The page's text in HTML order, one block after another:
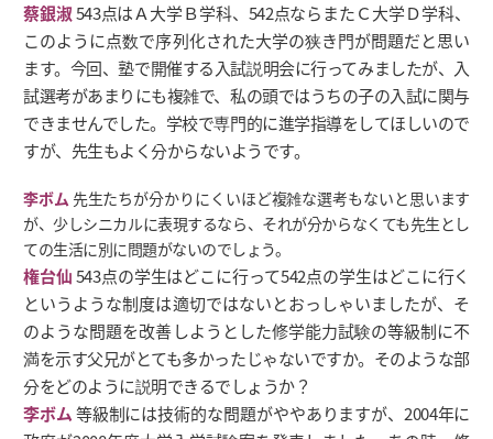
蔡銀淑543点はＡ大学Ｂ学科、542点ならまたＣ大学Ｄ学科、
このように点数で序列化された大学の狭き門が問題だと思い
ます。今回、塾で開催する入試説明会に行ってみましたが、入
試選考があまりにも複雑で、私の頭ではうちの子の入試に関与
できませんでした。学校で専門的に進学指導をしてほしいので
すが、先生もよく分からないようです。
李ボム 先生たちが分かりにくいほど複雑な選考もないと思います
が、少しシニカルに表現するなら、それが分からなくても先生とし
ての生活に別に問題がないのでしょう。
権台仙543点の学生はどこに行って542点の学生はどこに行く
というような制度は適切ではないとおっしゃいましたが、そ
のような問題を改善しようとした修学能力試験の等級制に不
満を示す父兄がとても多かったじゃないですか。そのような部
分をどのように説明できるでしょうか？
李ボム等級制には技術的な問題がややありますが、2004年に